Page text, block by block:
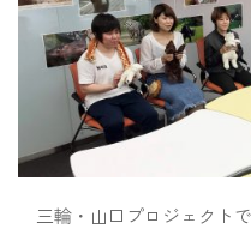
三輪・山口プロジェクト